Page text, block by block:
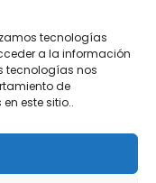
tecnologías
a la información
tecnologías nos
de
este sitio..